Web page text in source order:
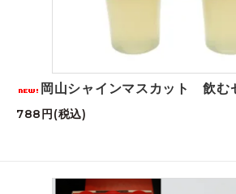
岡山シャインマスカット 飲む
788円(税込)